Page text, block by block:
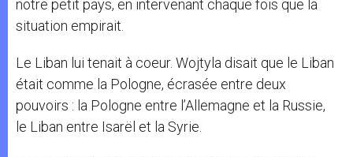
notre petit pays, en intervenant chaque fois que la
situation empirait.
Le Liban lui tenait à coeur. Wojtyla disait que le Liban
était comme la Pologne, écrasée entre deux
pouvoirs : la Pologne entre l’Allemagne et la Russie,
le Liban entre Isarël et la Syrie.